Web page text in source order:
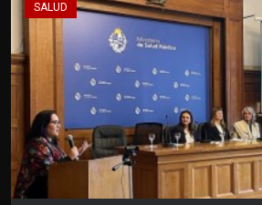
SALUD